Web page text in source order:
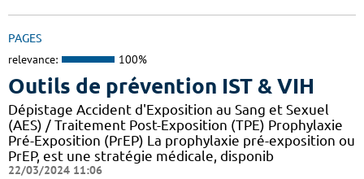
PAGES
relevance: 100%
Outils de prévention IST & VIH
Dépistage Accident d'Exposition au Sang et Sexuel
(AES) / Traitement Post-Exposition (TPE) Prophylaxie
Pré-Exposition (PrEP) La prophylaxie pré-exposition ou
PrEP, est une stratégie médicale, disponib
22/03/2024 11:06